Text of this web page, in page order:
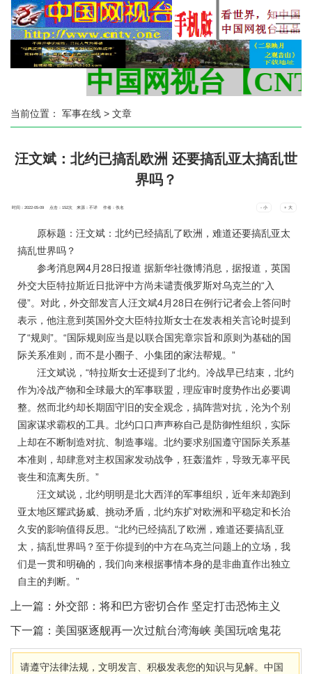
中国网视台【
当前位置： 军事在线 > 文章
汪文斌：北约已搞乱欧洲 还要搞乱亚太搞乱世
界吗？
时间：2022-05-09 点击：152次来源：不详 作者：佚名 - 小 + 大
原标题：汪文斌：北约已经搞乱了欧洲，难道还要搞乱亚太
搞乱世界吗？
参考消息网4月28日报道 据新华社微博消息，据报道，英国
外交大臣特拉斯近日批评中方尚未谴责俄罗斯对乌克兰的“入
侵”。对此，外交部发言人汪文斌4月28日在例行记者会上答问时
表示，他注意到英国外交大臣特拉斯女士在发表相关言论时提到
了“规则”。“国际规则应当是以联合国宪章宗旨和原则为基础的国
际关系准则，而不是小圈子、小集团的家法帮规。”
汪文斌说，“特拉斯女士还提到了北约。冷战早已结束，北约
作为冷战产物和全球最大的军事联盟，理应审时度势作出必要调
整。然而北约却长期固守旧的安全观念，搞阵营对抗，沦为个别
国家谋求霸权的工具。北约口口声声称自己是防御性组织，实际
上却在不断制造对抗、制造事端。北约要求别国遵守国际关系基
本准则，却肆意对主权国家发动战争，狂轰滥炸，导致无辜平民
丧生和流离失所。”
汪文斌说，北约明明是北大西洋的军事组织，近年来却跑到
亚太地区耀武扬威、挑动矛盾，北约东扩对欧洲和平稳定和长治
久安的影响值得反思。“北约已经搞乱了欧洲，难道还要搞乱亚
太，搞乱世界吗？至于你提到的中方在乌克兰问题上的立场，我
们是一贯和明确的，我们向来根据事情本身的是非曲直作出独立
自主的判断。”
上一篇： 外交部：将和巴方密切合作 坚定打击恐怖主义
下一篇： 美国驱逐舰再一次过航台湾海峡 美国玩啥鬼花
样？
请遵守法律法规，文明发言、积极发表您的知识与见解。中国